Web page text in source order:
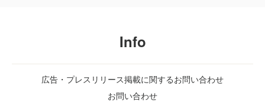
Info
広告・プレスリリース掲載に関するお問い合わせ
お問い合わせ